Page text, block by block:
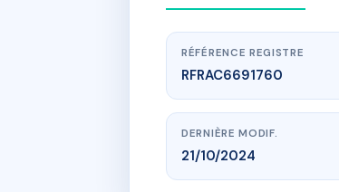
RÉFÉRENCE REGISTRE
RFRAC6691760
DERNIÈRE MODIF.
21/10/2024